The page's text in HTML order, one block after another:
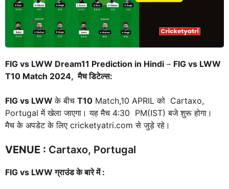
FIG vs LWW Dream11 Prediction in Hindi – FIG vs LWW
T10 Match 2024, मैच डिटेल्स:
FIG vs LWWके बीच T10 Match,10 APRIL को Cartaxo,
Portugal में खेला जाएगा। यह मैच 4:30 PM(IST) बजे शुरू होगा।
मैच के अपडेट के लिए cricketyatri.com से जुड़े रहे।
VENUE : Cartaxo, Portugal
FIG vs LWWग्राउंड के बारे में :